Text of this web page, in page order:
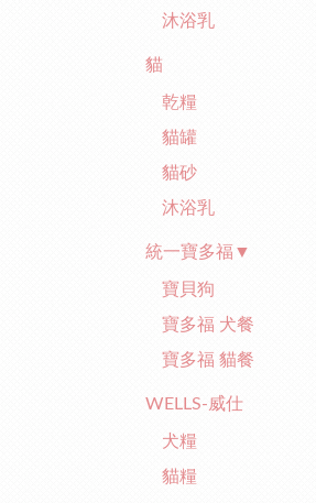
沐浴乳
貓
乾糧
貓罐
貓砂
沐浴乳
統一寶多福▼
寶貝狗
寶多福 犬餐
寶多福 貓餐
WELLS-威仕
犬糧
貓糧